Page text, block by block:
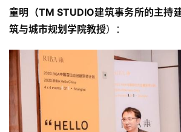
童明（TM STUDIO建筑事务所的主持
筑与城市规划学院教授）：